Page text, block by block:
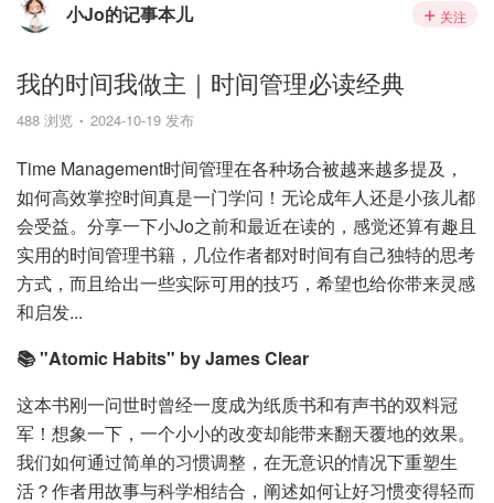
小Jo的记事本儿 关注
我的时间我做主｜时间管理必读经典
488 浏览 2024-10-19 发布
Time Management时间管理在各种场合被越来越多提及，
如何高效掌控时间真是一门学问！无论成年人还是小孩儿都
会受益。分享一下小Jo之前和最近在读的，感觉还算有趣且
实用的时间管理书籍，几位作者都对时间有自己独特的思考
方式，而且给出一些实际可用的技巧，希望也给你带来灵感
和启发...
📚 "Atomic Habits" by James Clear
这本书刚一问世时曾经一度成为纸质书和有声书的双料冠
军！想象一下，一个小小的改变却能带来翻天覆地的效果。
我们如何通过简单的习惯调整，在无意识的情况下重塑生
活？作者用故事与科学相结合，阐述如何让好习惯变得轻而